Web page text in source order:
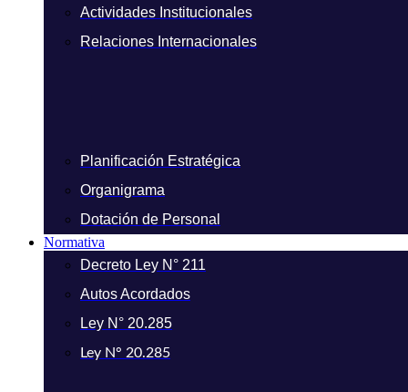
Actividades Institucionales
Relaciones Internacionales
Planificación Estratégica
Organigrama
Dotación de Personal
Normativa
Decreto Ley N° 211
Autos Acordados
Ley N° 20.285
Ley N° 20.285